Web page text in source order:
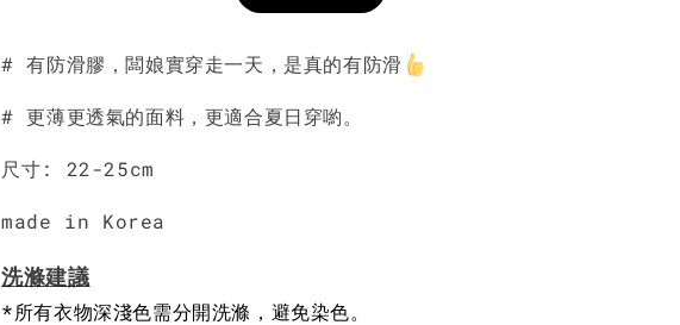
NT$ 190
NT$ 450
- +NT$ 190
NT$ 450
-
# 有防滑膠，闆娘實穿走一天，是真的有防滑
# 更薄更透氣的面料，更適合夏日穿喲。
尺寸: 22-25cm
made in Korea
洗滌建議
*所有衣物深淺色需分開洗滌，避免染色。